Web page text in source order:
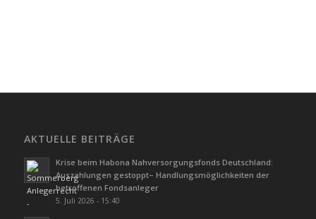
AKTUELLE BEITRÄGE
Krise beim Habona Nahversorgungsfonds Deutschland:
Auszahlungen gestoppt– Handlungsmöglichkeiten der
betroffenen Fondsanleger
5. Juli 2026 - 15:40